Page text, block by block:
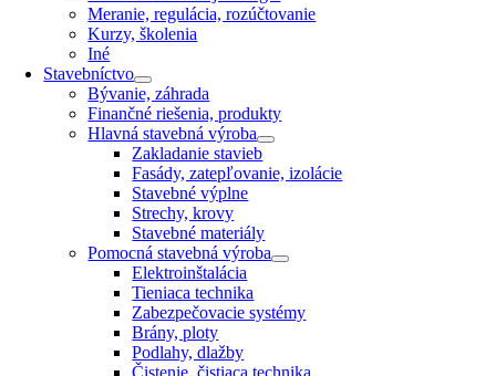
Meranie, regulácia, rozúčtovanie
Kurzy, školenia
Iné
Stavebníctvo
Bývanie, záhrada
Finančné riešenia, produkty
Hlavná stavebná výroba
Zakladanie stavieb
Fasády, zatepľovanie, izolácie
Stavebné výplne
Strechy, krovy
Stavebné materiály
Pomocná stavebná výroba
Elektroinštalácia
Tieniaca technika
Zabezpečovacie systémy
Brány, ploty
Podlahy, dlažby
Čistenie, čistiaca technika